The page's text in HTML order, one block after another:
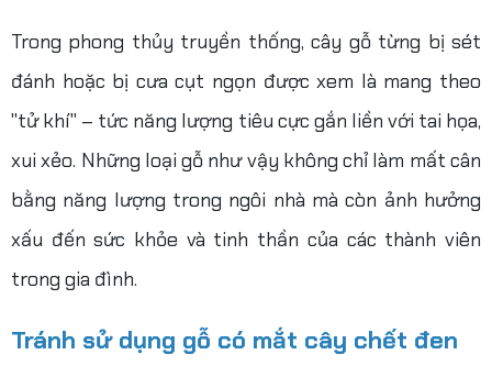
Trong phong thủy truyền thống, cây gỗ từng bị sét
đánh hoặc bị cưa cụt ngọn được xem là mang theo
"tử khí" – tức năng lượng tiêu cực gắn liền với tai họa,
xui xẻo. Những loại gỗ như vậy không chỉ làm mất cân
bằng năng lượng trong ngôi nhà mà còn ảnh hưởng
xấu đến sức khỏe và tinh thần của các thành viên
trong gia đình.
Tránh sử dụng gỗ có mắt cây chết đen